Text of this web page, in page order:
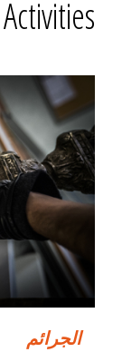
Activities
الجرائم